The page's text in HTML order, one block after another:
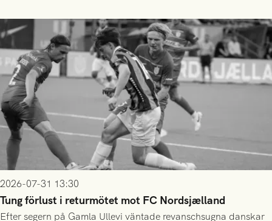
2026-07-31 13:30
Tung förlust i returmötet mot FC Nordsjælland
Efter segern på Gamla Ullevi väntade revanschsugna danskar